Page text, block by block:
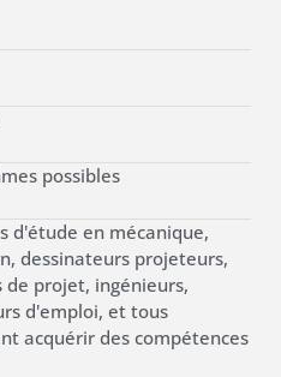
possibles
d'étude en mécanique,
dessinateurs projeteurs,
de projet, ingénieurs,
d'emploi, et tous
acquérir des compétences